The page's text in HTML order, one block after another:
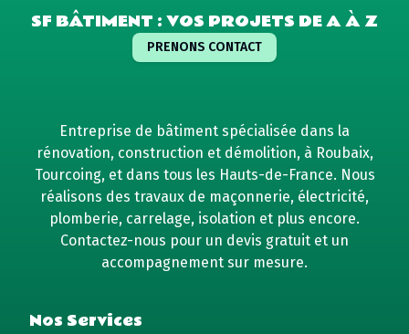
SF BÂTIMENT : VOS PROJETS DE A À Z
PRENONS CONTACT
Entreprise de bâtiment spécialisée dans la
rénovation, construction et démolition, à Roubaix,
Tourcoing, et dans tous les Hauts-de-France. Nous
réalisons des travaux de maçonnerie, électricité,
plomberie, carrelage, isolation et plus encore.
Contactez-nous pour un devis gratuit et un
accompagnement sur mesure.
Nos Services